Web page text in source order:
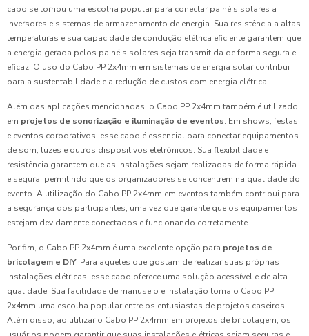
cabo se tornou uma escolha popular para conectar painéis solares a
inversores e sistemas de armazenamento de energia. Sua resistência a altas
temperaturas e sua capacidade de condução elétrica eficiente garantem que
a energia gerada pelos painéis solares seja transmitida de forma segura e
eficaz. O uso do Cabo PP 2x4mm em sistemas de energia solar contribui
para a sustentabilidade e a redução de custos com energia elétrica.
Além das aplicações mencionadas, o Cabo PP 2x4mm também é utilizado
em projetos de sonorização e iluminação de eventos. Em shows, festas
e eventos corporativos, esse cabo é essencial para conectar equipamentos
de som, luzes e outros dispositivos eletrônicos. Sua flexibilidade e
resistência garantem que as instalações sejam realizadas de forma rápida
e segura, permitindo que os organizadores se concentrem na qualidade do
evento. A utilização do Cabo PP 2x4mm em eventos também contribui para
a segurança dos participantes, uma vez que garante que os equipamentos
estejam devidamente conectados e funcionando corretamente.
Por fim, o Cabo PP 2x4mm é uma excelente opção para projetos de
bricolagem e DIY. Para aqueles que gostam de realizar suas próprias
instalações elétricas, esse cabo oferece uma solução acessível e de alta
qualidade. Sua facilidade de manuseio e instalação torna o Cabo PP
2x4mm uma escolha popular entre os entusiastas de projetos caseiros.
Além disso, ao utilizar o Cabo PP 2x4mm em projetos de bricolagem, os